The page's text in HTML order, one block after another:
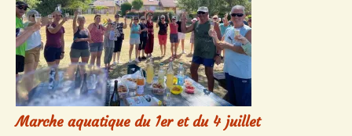
Marche aquatique du 1er et du 4 juillet